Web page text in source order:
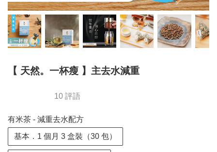
【 天然。一杯瘦 】主去水減重
10 評語
有米茶 - 減重去水配方
基本．1 個月 3 盒裝（30 包）